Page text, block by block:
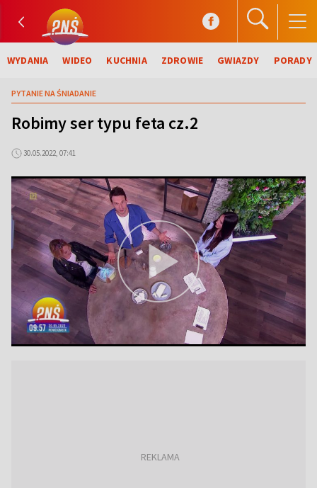
WYDANIA WIDEO KUCHNIA ZDROWIE GWIAZDY PORADY
PYTANIE NA ŚNIADANIE
Robimy ser typu feta cz.2
30.05.2022, 07:41